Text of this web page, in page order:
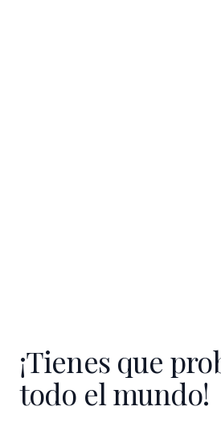
¡Tienes que
todo el mundo!